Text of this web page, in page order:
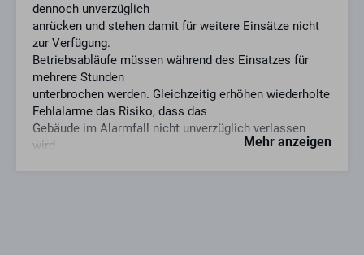
Mehr anzeigen
dennoch unverzüglich
anrücken und stehen damit für weitere Einsätze nicht
zur Verfügung.
Betriebsabläufe müssen während des Einsatzes für
mehrere Stunden
unterbrochen werden. Gleichzeitig erhöhen wiederholte
Fehlalarme das Risiko, dass das
Gebäude im Alarmfall nicht unverzüglich verlassen
wird.